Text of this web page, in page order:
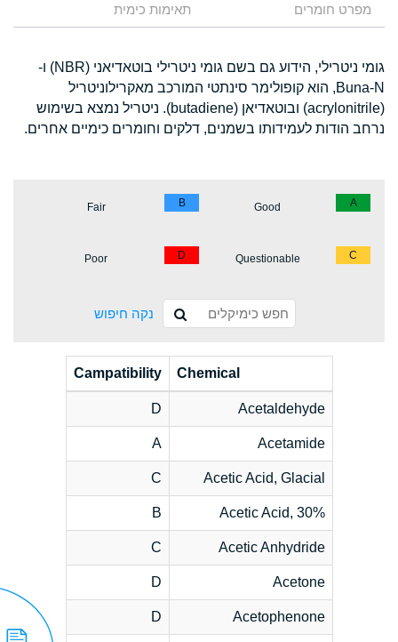
מפרט חומרים תאימות כימית
גומי ניטרילי, הידוע גם בשם גומי ניטרילי בוטאדיאני (NBR) ו-
Buna-N, הוא קופולימר סינתטי המורכב מאקרילוניטריל
(acrylonitrile) ובוטאדיאן (butadiene). ניטריל נמצא בשימוש
נרחב הודות לעמידותו בשמנים, דלקים וחומרים כימיים אחרים.
A
Good
B
Fair
C
Questionable
D
Poor
נקה חיפוש
Chemical
Campatibility
Acetaldehyde
D
Acetamide
A
Acetic Acid, Glacial
C
Acetic Acid, 30%
B
Acetic Anhydride
C
Acetone
D
Acetophenone
D